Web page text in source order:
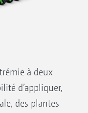
à deux
d’appliquer,
des plantes